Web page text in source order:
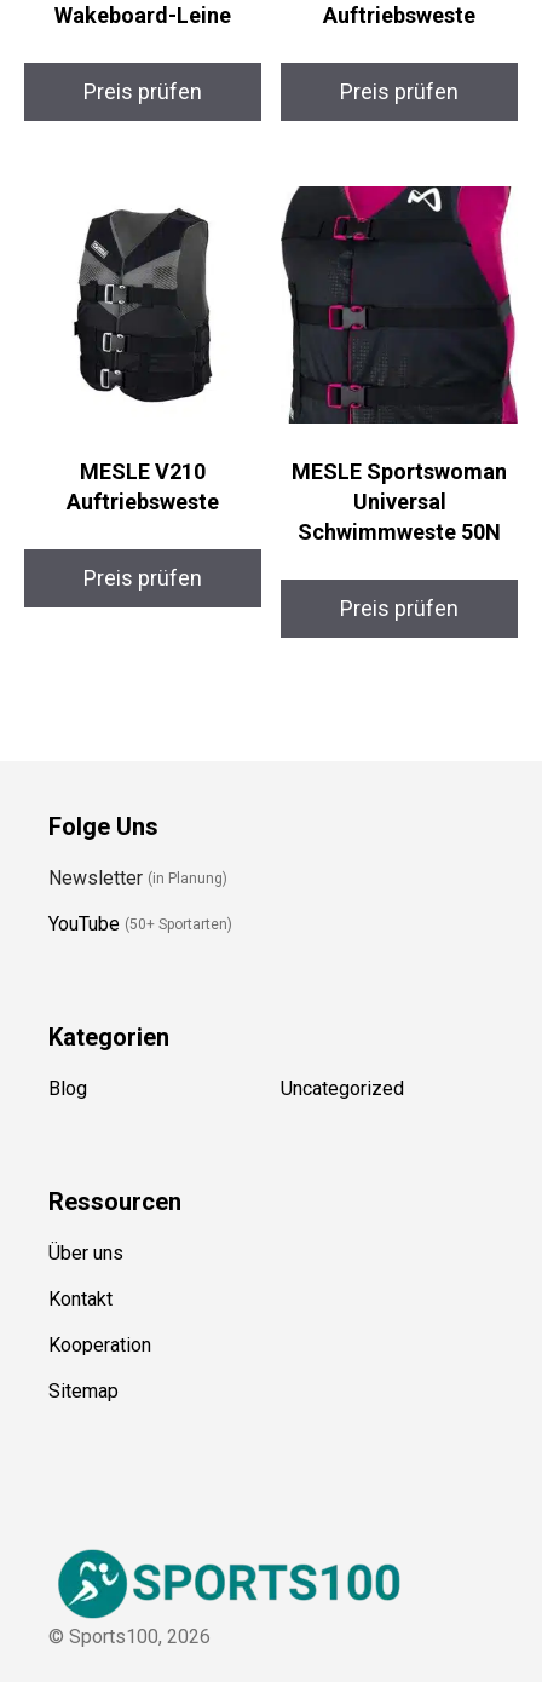
Wakeboard-Leine
Preis prüfen
Auftriebsweste
Preis prüfen
MESLE V210
Auftriebsweste
Preis prüfen
MESLE Sportswoman
Universal
Schwimmweste 50N
Preis prüfen
Folge Uns
Newsletter (in Planung)
YouTube (50+ Sportarten)
Kategorien
Blog Uncategorized
Ressourcen
Über uns
Kontakt
Kooperation
Sitemap
© Sports100, 2026